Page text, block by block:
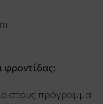
φροντίδας:
στους πρόγραμμα